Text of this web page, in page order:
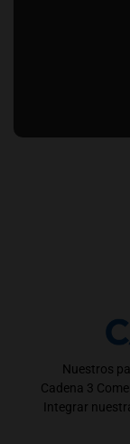
Nuestros
Cadena 3
Integrar